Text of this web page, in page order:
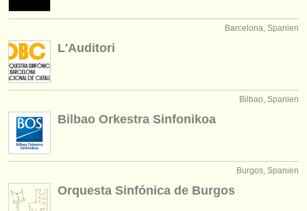
Barcelona, Spanien
L'Auditori
Bilbao, Spanien
Bilbao Orkestra Sinfonikoa
Burgos, Spanien
Orquesta Sinfónica de Burgos